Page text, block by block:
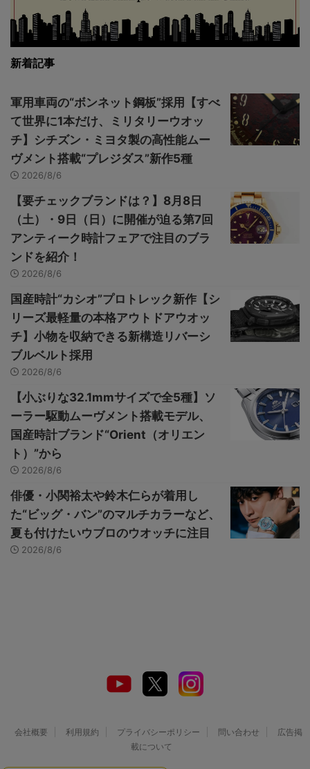
新着記事
軍用車両の“ボンネット鋼板”採用【すべ
て世界に1本だけ、ミリタリーウオッ
チ】シチズン・ミヨタ製の高性能ムー
ヴメント搭載“プレジダス”新作5種
2026/8/6
【要チェックブランドは？】8月8日
（土）・9日（日）に開催が迫る第7回
アンティーク時計フェアで注目のブラ
ンドを紹介！
2026/8/6
国産時計“カシオ”プロトレック新作【シ
リーズ最軽量の本格アウトドアウオッ
チ】小物を収納できる新構造リバーシ
ブルベルト採用
2026/8/6
【小ぶりな32.1mmサイズで全5種】ソ
ーラー駆動ムーヴメント搭載モデル、
国産時計ブランド“Orient（オリエン
ト）”から
2026/8/6
俳優・小関裕太や鈴木仁らが着用し
た“ビッグ・バン”のマルチカラーなど、
夏も付けたいウブロのウオッチに注目
2026/8/6
会社概要 利用規約 プライバシーポリシー 問い合わせ
広告掲
載について